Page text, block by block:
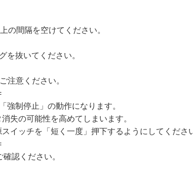
の間隔を空けてください。
を抜いてください。
注意ください。
強制停止」の動作になります。
失の可能性を高めてしまいます。
イッチを「短く一度」押下するようにしてくださ
確認ください。